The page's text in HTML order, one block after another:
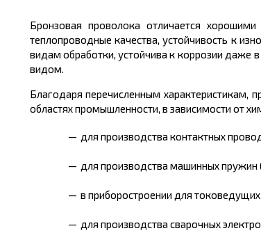
Бронзовая проволока отличается
теплопроводные качества, устойчивость к
видам обработки, устойчива к коррозии даже
видом.
Благодаря перечисленным
областях промышленности, в зависимости от
для производства контактных
для производства машинных пружин
в приборостроении для
для производства сварочных